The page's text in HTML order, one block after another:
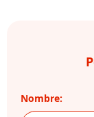
Nombre: